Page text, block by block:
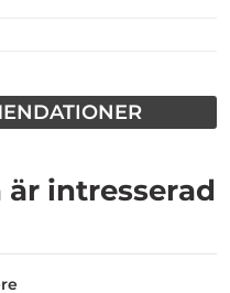
är intresserad